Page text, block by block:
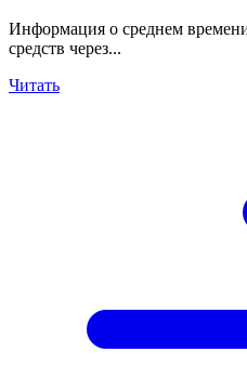
Информация о среднем
средств через...
Читать